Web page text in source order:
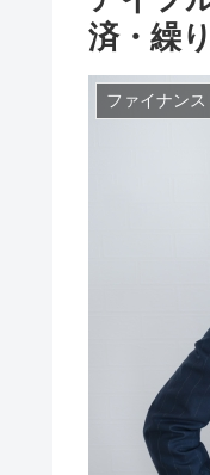
済・繰
ファイナンス